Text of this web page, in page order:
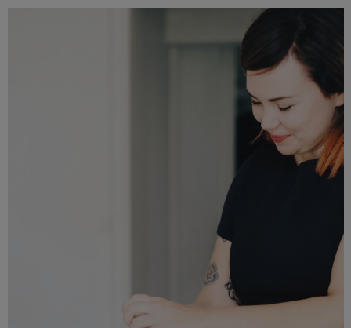
FESTARIETKOT